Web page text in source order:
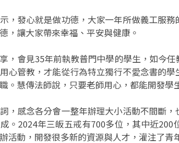
，發心就是做功德，大家一年所做義工服
，讓大家帶來幸福、平安與健康。
，會見35年前執教普門中學的學生，如今
心管教，才能從行為特立獨行不愛念書的
。慧傳法師說，只要老師用心，都能開發學
，感念各分會一整年辦理大小活動不間斷
。2024年三皈五戒有700多位，其中近
活動，開發很多新的資源與人才，灌注了青